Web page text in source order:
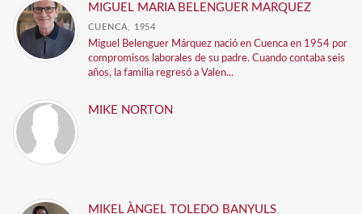
MIGUEL MARIA BELENGUER MARQUEZ
CUENCA, 1954
Miguel Belenguer Márquez nació en Cuenca en 1954 por
compromisos laborales de su padre. Cuando contaba seis
años, la familia regresó a Valen...
MIKE NORTON
MIKEL ÀNGEL TOLEDO BANYULS